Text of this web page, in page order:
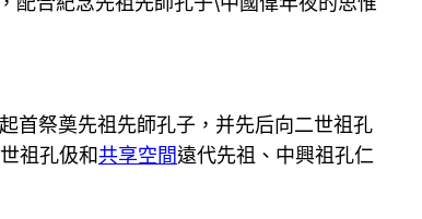
首祭奠先祖先師孔子，并先后向二世祖孔
祖孔伋和共享空間遠代先祖、中興祖孔仁